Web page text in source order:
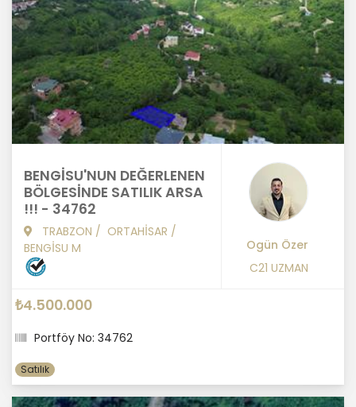
BENGİSU'NUN DEĞERLENEN
BÖLGESİNDE SATILIK ARSA
!!! - 34762
TRABZON / ORTAHİSAR /
BENGİSU M
Ogün Özer
C21 UZMAN
₺4.500.000
Portföy No: 34762
Satılık